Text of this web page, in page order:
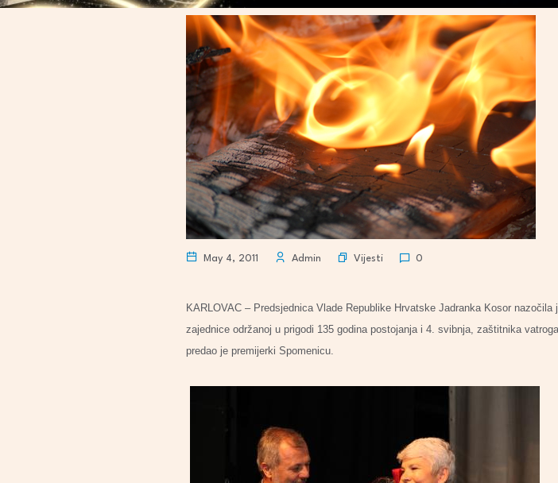
May 4, 2011 Admin Vijesti 0
KARLOVAC – Predsjednica Vlade Republike Hrvatske Jadranka Kosor
zajednice održanoj u prigodi 135 godina postojanja i 4. svibnja, zaštitnika
predao je premijerki Spomenicu.